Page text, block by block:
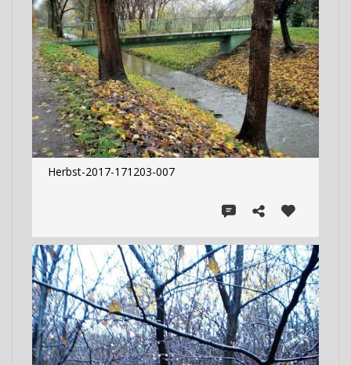
Herbst-2017-171203-007